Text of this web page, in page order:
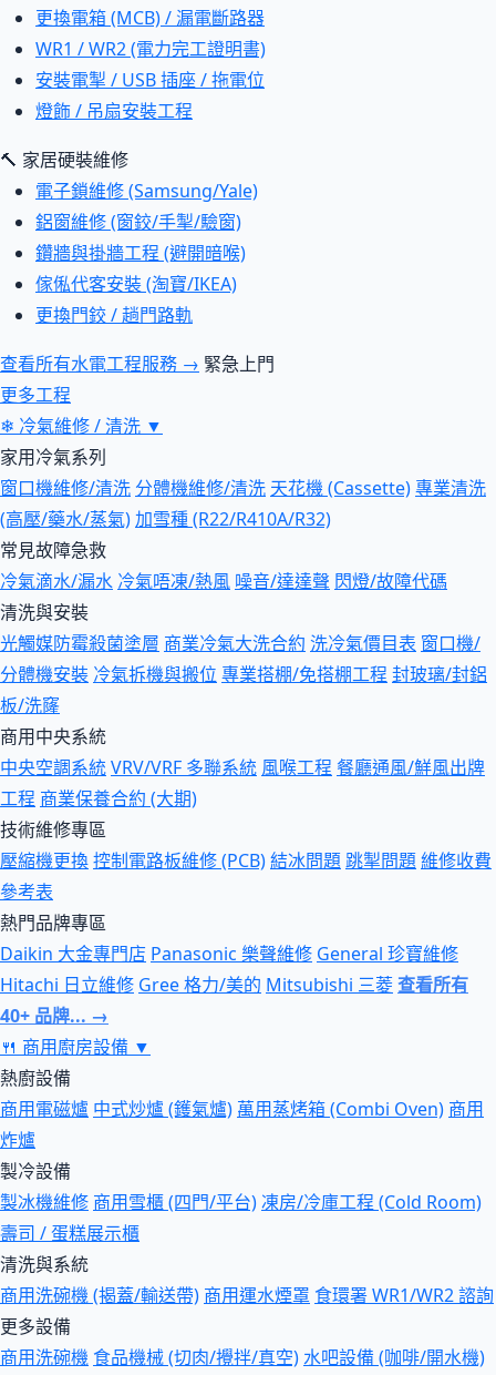
更換電箱 (MCB) / 漏電斷路器
WR1 / WR2 (電力完工證明書)
安裝電掣 / USB 插座 / 拖電位
燈飾 / 吊扇安裝工程
🔨 家居硬裝維修
電子鎖維修 (Samsung/Yale)
鋁窗維修 (窗鉸/手掣/驗窗)
鑽牆與掛牆工程 (避開暗喉)
傢俬代客安裝 (淘寶/IKEA)
更換門鉸 / 趟門路軌
查看所有水電工程服務 → 緊急上門
更多工程
❄ 冷氣維修 / 清洗 ▼
家用冷氣系列
窗口機維修/清洗 分體機維修/清洗 天花機 (Cassette)專業清洗
(高壓/藥水/蒸氣)加雪種 (R22/R410A/R32)
常見故障急救
冷氣滴水/漏水 冷氣唔凍/熱風 噪音/達達聲 閃燈/故障代碼
清洗與安裝
光觸媒防霉殺菌塗層 商業冷氣大洗合約 洗冷氣價目表 窗口機/
分體機安裝 冷氣拆機與搬位 專業搭棚/免搭棚工程 封玻璃/封鋁
板/洗窿
商用中央系統
中央空調系統VRV/VRF 多聯系統 風喉工程 餐廳通風/鮮風出牌
工程 商業保養合約 (大期)
技術維修專區
壓縮機更換控制電路板維修 (PCB)結冰問題跳掣問題維修收費
參考表
熱門品牌專區
Daikin 大金專門店 Panasonic 樂聲維修 General 珍寶維修
Hitachi 日立維修 Gree 格力/美的 Mitsubishi 三菱查看所有
40+ 品牌... →
🍴 商用廚房設備 ▼
熱廚設備
商用電磁爐 中式炒爐 (鑊氣爐) 萬用蒸烤箱 (Combi Oven) 商用
炸爐
製冷設備
製冰機維修 商用雪櫃 (四門/平台)凍房/冷庫工程 (Cold Room)
壽司 / 蛋糕展示櫃
清洗與系統
商用洗碗機 (揭蓋/輸送帶) 商用運水煙罩 食環署 WR1/WR2 諮詢
更多設備
商用洗碗機 食品機械 (切肉/攪拌/真空)水吧設備 (咖啡/開水機)